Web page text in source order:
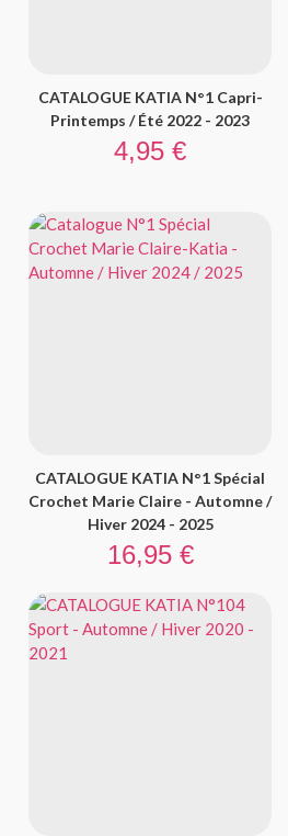
CATALOGUE KATIA N°1 Capri-
Printemps / Été 2022 - 2023
Prix
4,95 €
CATALOGUE KATIA N°1 Spécial
Crochet Marie Claire - Automne /
Hiver 2024 - 2025
Prix
16,95 €